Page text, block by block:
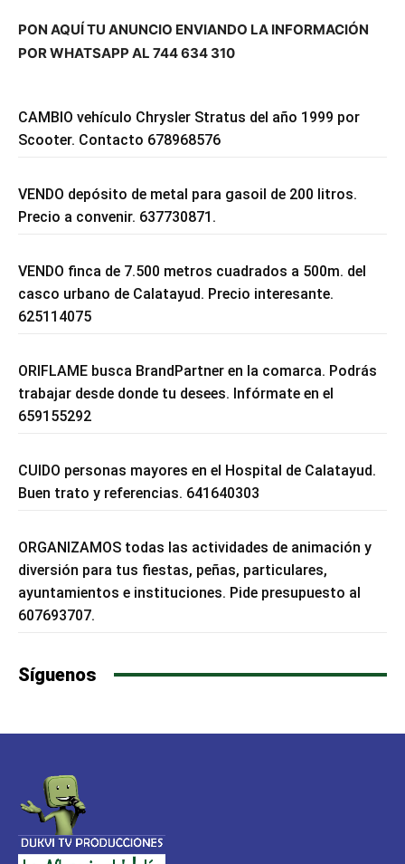
PON AQUÍ TU ANUNCIO ENVIANDO LA INFORMACIÓN
POR WHATSAPP AL 744 634 310
CAMBIO vehículo Chrysler Stratus del año 1999 por
Scooter. Contacto 678968576
VENDO depósito de metal para gasoil de 200 litros.
Precio a convenir. 637730871.
VENDO finca de 7.500 metros cuadrados a 500m. del
casco urbano de Calatayud. Precio interesante.
625114075
ORIFLAME busca BrandPartner en la comarca. Podrás
trabajar desde donde tu desees. Infórmate en el
659155292
CUIDO personas mayores en el Hospital de Calatayud.
Buen trato y referencias. 641640303
ORGANIZAMOS todas las actividades de animación y
diversión para tus fiestas, peñas, particulares,
ayuntamientos e instituciones. Pide presupuesto al
607693707.
Síguenos